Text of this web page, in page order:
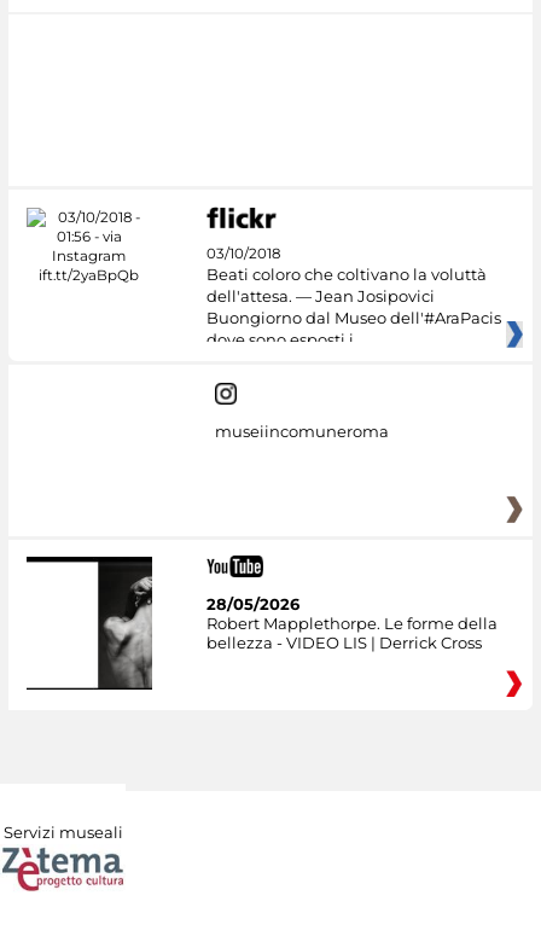
03/10/2018
Beati coloro che coltivano la voluttà
dell'attesa. — Jean Josipovici
Buongiorno dal Museo dell'#AraPacis
dove sono esposti i
museiincomuneroma
28/05/2026
Robert Mapplethorpe. Le forme della
bellezza - VIDEO LIS | Derrick Cross
Servizi museali